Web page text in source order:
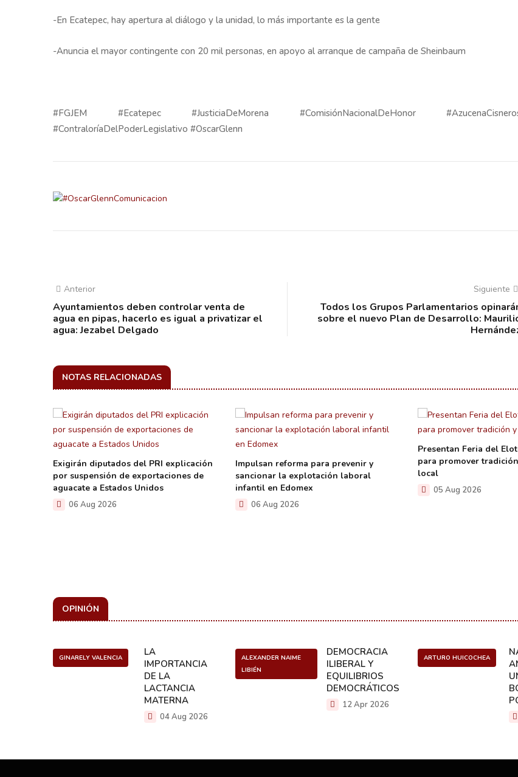
-En Ecatepec, hay apertura al diálogo y la unidad, lo más importante es la gente
-Anuncia el mayor contingente con 20 mil personas, en apoyo al arranque de campaña de Sheinbaum
#FGJEM #Ecatepec #JusticiaDeMorena #ComisiónNacionalDeHonor
#ContraloríaDelPoderLegislativo #OscarGlenn
Anterior
Ayuntamientos deben controlar venta de
agua en pipas, hacerlo es igual a privatizar el
agua: Jezabel Delgado
Siguiente
Todos los Grupos Parlamentarios
sobre el nuevo Plan de Desarrollo:
NOTAS RELACIONADAS
Exigirán diputados del PRI explicación
por suspensión de exportaciones de
aguacate a Estados Unidos
06 Aug 2026
Impulsan reforma para prevenir y
sancionar la explotación laboral
infantil en Edomex
06 Aug 2026
Presentan Feria del
para promover
local
05 Aug 2026
OPINIÓN
GINARELY VALENCIA
LA
IMPORTANCIA
DE LA
LACTANCIA
MATERNA
04 Aug 2026
ALEXANDER NAIME
LIBIÉN
DEMOCRACIA
ILIBERAL Y
EQUILIBRIOS
DEMOCRÁTICOS
12 Apr 2026
ARTURO HUICOCHEA